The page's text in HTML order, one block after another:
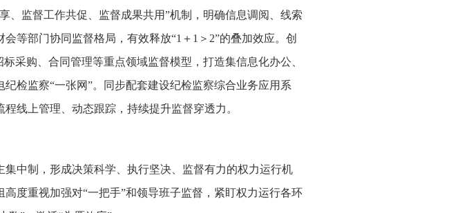
、监督工作共促、监督成果共用”机制，明确信息调阅、线索
等部门协同监督格局，有效释放“1＋1＞2”的叠加效应。创
采购、合同管理等重点领域监督模型，打造集信息化办公、
检监察“一张网”。同步配套建设纪检监察综合业务应用系
线上管理、动态跟踪，持续提升监督穿透力。
中制，形成决策科学、执行坚决、监督有力的权力运行机
度重视加强对“一把手”和领导班子监督，紧盯权力运行各环